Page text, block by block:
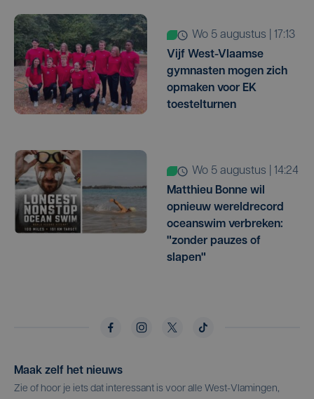
wo 5 augustus | 17:13
Vijf West-Vlaamse
gymnasten mogen zich
opmaken voor EK
toestelturnen
wo 5 augustus | 14:24
Matthieu Bonne wil
opnieuw wereldrecord
oceanswim verbreken:
"zonder pauzes of
slapen"
Maak zelf het nieuws
Zie of hoor je iets dat interessant is voor alle West-Vlamingen,